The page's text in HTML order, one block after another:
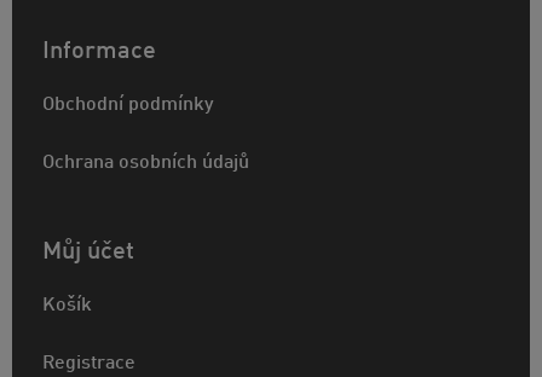
Informace
Obchodní podmínky
Ochrana osobních údajů
Můj účet
Košík
Registrace